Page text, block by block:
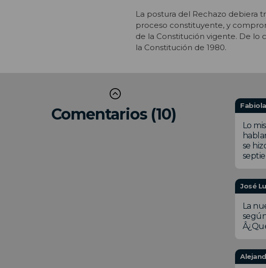
La postura del Rechazo debiera
proceso constituyente, y
de la Constitución vigente. De lo
la Constitución de 1980.
Comentarios (10)
Lo
se
José
La